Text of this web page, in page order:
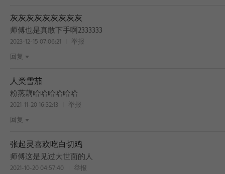
灰灰灰灰灰灰灰灰灰
师傅也是真敢下手啊2333333
2023-12-15 07:06:21
举报
回复
人类雪茄
粉蒸藕哈哈哈哈哈哈
2021-11-20 16:32:13
举报
回复
张起灵喜欢吃白切鸡
师傅这是见过大世面的人
2021-10-20 04:57:40
举报